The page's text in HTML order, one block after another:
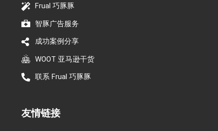
Frual 巧豚豚
智豚广告服务
成功案例分享
WOOT 亚马逊干货
联系 Frual 巧豚豚
友情链接